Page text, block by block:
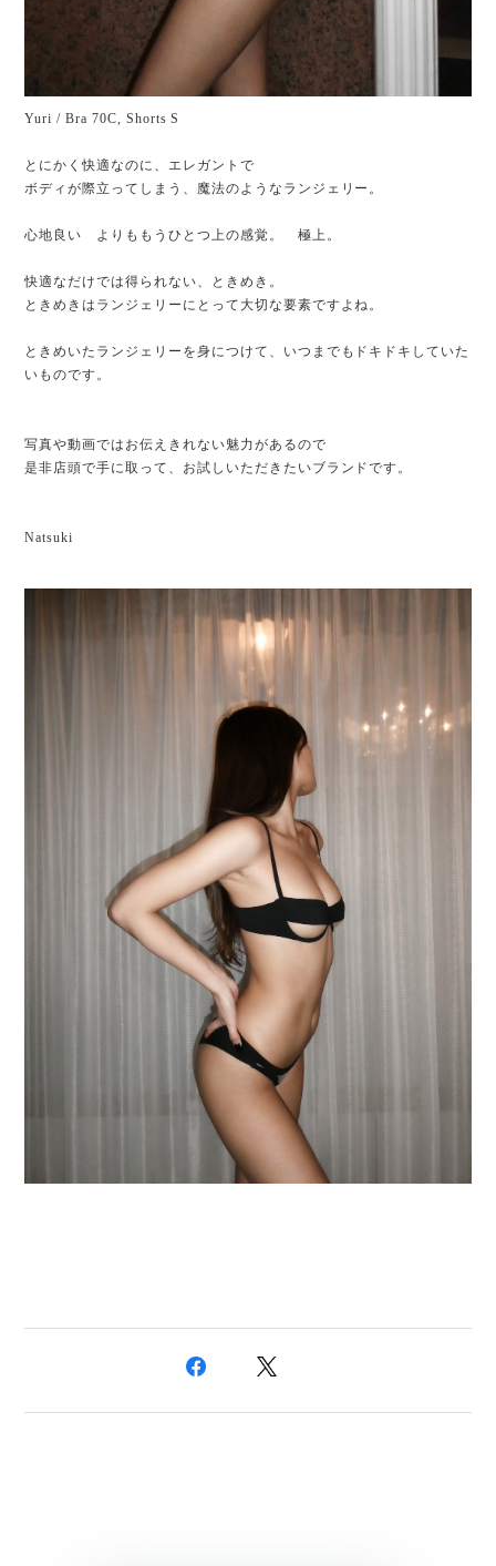
Yuri / Bra 70C, Shorts S
とにかく快適なのに、エレガントで
ボディが際立ってしまう、魔法のようなランジェリー。
心地良い よりももうひとつ上の感覚。 極上。
快適なだけでは得られない、ときめき。
ときめきはランジェリーにとって大切な要素ですよね。
ときめいたランジェリーを身につけて、いつまでもドキドキしていた
いものです。
写真や動画ではお伝えきれない魅力があるので
是非店頭で手に取って、お試しいただきたいブランドです。
Natsuki